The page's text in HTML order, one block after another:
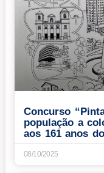
Concurso
população a
aos 161 anos
08/10/2025